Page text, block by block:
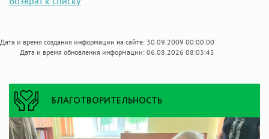
Дата и время создания информации на сайте: 30.09.2009 00:00:00
Дата и время обновления информации: 06.08.2026 08:03:45
БЛАГОТВОРИТЕЛЬНОСТЬ